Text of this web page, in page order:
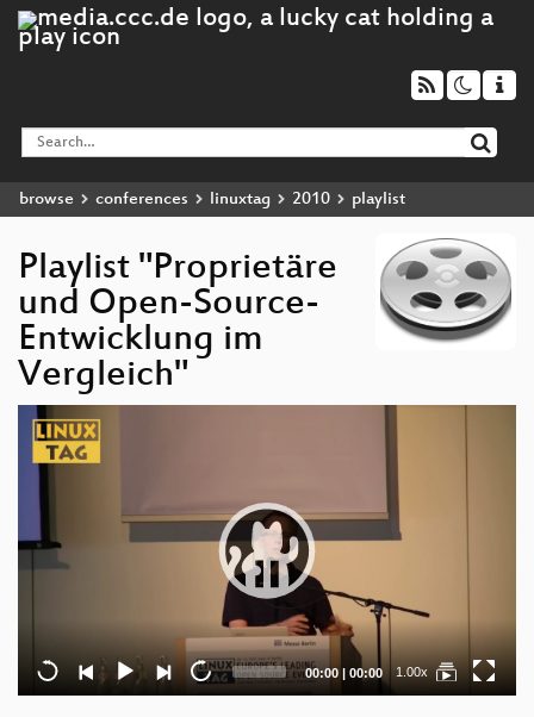
browse conferences linuxtag 2010 playlist
Playlist "Proprietäre
und Open-Source-
Entwicklung im
Vergleich"
Video
Player
Current
00:00 | Total
duration
00:00 1.00x